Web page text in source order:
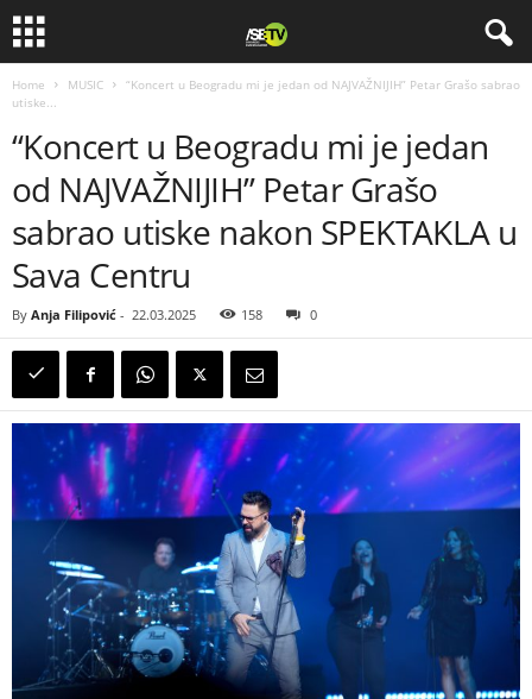
Home MUSIC
“Koncert u Beogradu mi je jedan od NAJVAŽNIJIH” Petar Grašo sabrao
utiske...
“Koncert u Beogradu mi je jedan
od NAJVAŽNIJIH” Petar Grašo
sabrao utiske nakon SPEKTAKLA u
Sava Centru
By Anja Filipović - 22.03.2025 158 0